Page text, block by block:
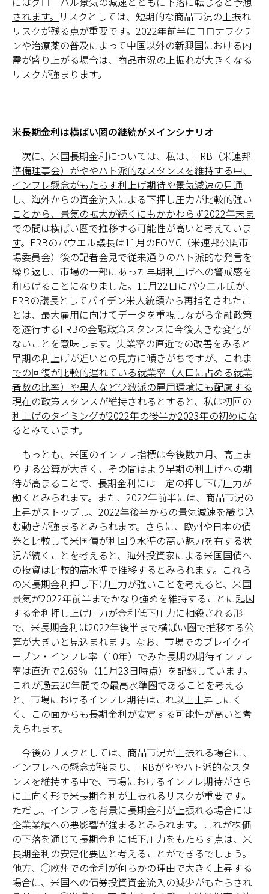
されます。 リスクとしては、短期的な商品市況の上振れ
リスクが残る点が重要です。2022年前半にコロナワクチ
ンや治療薬の普及によって中国以外の新興国における内
需が盛り上がる場合は、商品市況の上振れが大きくなる
リスクが強まります。
米長期金利は横ばい圏の継続がメインシナリオ
次に、 米国長期金利については、私は、FRB（米連邦
準備理事会）がややハト派的なスタンスを維持する中、
インフレ懸念がもたらす利上げ期待や景気減速の見通
し、海外からの資金流入による下押し圧力が比較的強い
ことから、景気の拡大が続くにもかかわらず2022年末ま
での間は横ばい圏で推移する可能性が高いと考えていま
す。FRBのパウエル議長は11月のFOMC（米連邦公開市
場委員会）後の記者会見で従来通りのハト派的な発言を
繰り返し、市場の一部にあった早期利上げへの警戒感を
和らげることになりました。11月22日にパウエル氏が、
FRBの議長としてバイデン米大統領から再指名されたこ
とは、最大雇用に向けてデータを重視しながら金融政策
を遂行するFRBの金融政策スタンスに今後大きな変化が
ないことを意味します。失業率の直近での改善をみると
早期の利上げが近いとの見方に傾きがちですが、 これま
での回復が比較的遅れている就業率（人口に占める就業
者数の比率）や黒人など少数派の雇用環境にも配慮する
現在の政策スタンスが維持されるとすると、私は初回の
利上げのタイミングが2022年の後半か2023年の初めにな
るとみています。
もっとも、米国のインフレ指標は今後数カ月、高止ま
りする公算が大きく、その間はより早期の利上げへの期
待が高まることで、長期金利には一定の押し下げ圧力が
働くとみられます。また、2022年前半には、商品市況の
上昇がストップし、2022年後半からの景気減速を織り込
む動きが強まるとみられます。さらに、欧州や日本の債
券と比較して米国債が利回り水準の高い魅力を有する状
況が続くことを考えると、海外投資家による米国国債へ
の投資は比較的高水準で推移するとみられます。これら
の米長期金利押し下げ圧力が強いことを考えると、米国
景気が2022年前半までかなり強めを維持することに起因
する金利押し上げ圧力が金利低下圧力に相殺される形
で、米長期金利は2022年後半まで横ばい圏で推移する公
算が大きいと見込まれます。なお、市場でのブレイクイ
ーブン・インフレ率（10年）でみた長期の期待インフレ
率は直近で2.63％（11月23日時点）を記録しています。
これが過去20年間での最高水準圏であることを考える
と、市場におけるインフレ期待はこれ以上上昇しにく
く、この面からも長期金利が安定する可能性が高いと考
えられます。
今後のリスクとしては、商品市況が上振れる場合に、
インフレへの懸念が強まり、FRBがややハト派的なスタ
ンスを維持する中で、市場におけるインフレ期待がさら
に上向く形で米長期金利が上振れるリスクが重要です。
ただし、インフレを背景に長期金利が上振れる場合には
企業業績への悪影響が強まるとみられます。これが株価
の下落を通じて長期金利に低下圧力をもたらす点は、米
長期金利の安定化要因と考えることができるでしょう。
他方、①欧州での金利が何らかの理由で大きく上昇する
場合に、米国への債券投資資金流入の減少がもたらされ